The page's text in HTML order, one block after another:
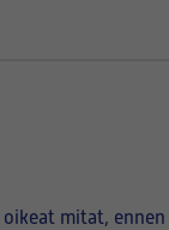
mitat, ennen